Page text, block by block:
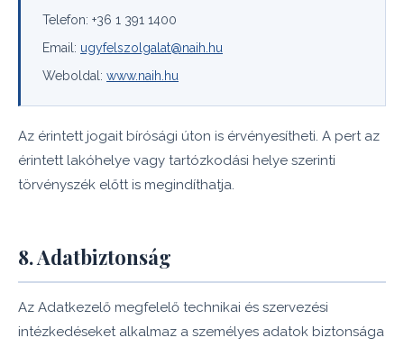
Telefon: +36 1 391 1400
Email: ugyfelszolgalat@naih.hu
Weboldal: www.naih.hu
Az érintett jogait bírósági úton is érvényesítheti. A pert az
érintett lakóhelye vagy tartózkodási helye szerinti
törvényszék előtt is megindíthatja.
8. Adatbiztonság
Az Adatkezelő megfelelő technikai és szervezési
intézkedéseket alkalmaz a személyes adatok biztonsága